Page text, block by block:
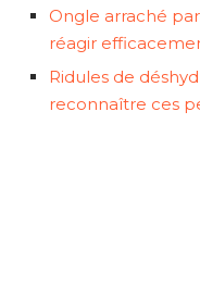
Ongle arraché
réagir
Ridules de
reconnaître ces